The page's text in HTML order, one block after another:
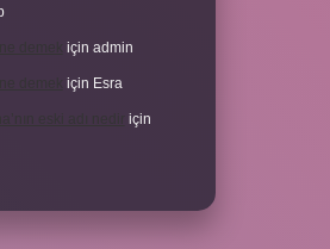
için admin
için Esra
için